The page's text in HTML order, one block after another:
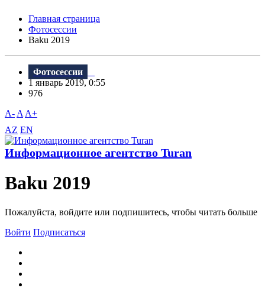
Главная страница
Фотосессии
Baku 2019
Фотосессии
1 январь 2019, 0:55
976
A- A A+
AZ EN
Информационное агентство Turan
Baku 2019
Пожалуйста, войдите или подпишитесь, чтобы читать больше
Войти Подписаться